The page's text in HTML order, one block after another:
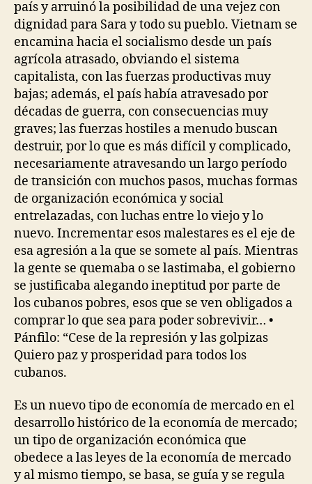
país y arruinó la posibilidad de una vejez con
dignidad para Sara y todo su pueblo. Vietnam se
encamina hacia el socialismo desde un país
agrícola atrasado, obviando el sistema
capitalista, con las fuerzas productivas muy
bajas; además, el país había atravesado por
décadas de guerra, con consecuencias muy
graves; las fuerzas hostiles a menudo buscan
destruir, por lo que es más difícil y complicado,
necesariamente atravesando un largo período
de transición con muchos pasos, muchas formas
de organización económica y social
entrelazadas, con luchas entre lo viejo y lo
nuevo. Incrementar esos malestares es el eje de
esa agresión a la que se somete al país. Mientras
la gente se quemaba o se lastimaba, el gobierno
se justificaba alegando ineptitud por parte de
los cubanos pobres, esos que se ven obligados a
comprar lo que sea para poder sobrevivir… •
Pánfilo: “Cese de la represión y las golpizas
Quiero paz y prosperidad para todos los
cubanos.
Es un nuevo tipo de economía de mercado en el
desarrollo histórico de la economía de mercado;
un tipo de organización económica que
obedece a las leyes de la economía de mercado
y al mismo tiempo, se basa, se guía y se regula